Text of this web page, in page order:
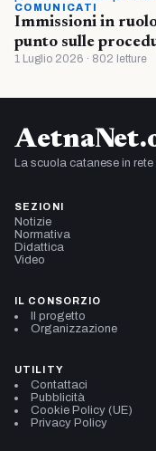
COMUNICATI
Immissioni in
punto sulle
1 Luglio 2026 · 802 letture
La scuola catanese in rete
SEZIONI
Notizie
Normativa
Didattica
Video
IL CONSORZIO
Il progetto
Organizzazione
UTILITY
Contattaci
Pubblicità
Cookie Policy (UE)
Privacy Policy